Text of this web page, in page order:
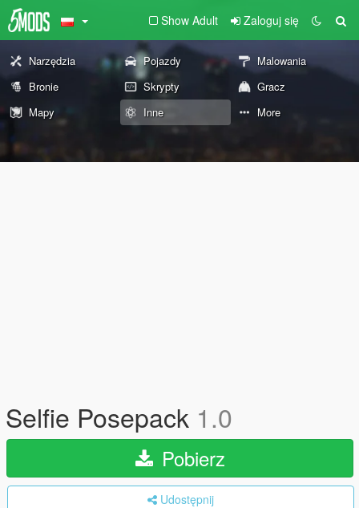
Show Adult Zaloguj się
Narzędzia Pojazdy
Malowania
Bronie
Skrypty
Gracz
Mapy
Inne More
Selfie Posepack 1.0
Pobierz
Udostępnij